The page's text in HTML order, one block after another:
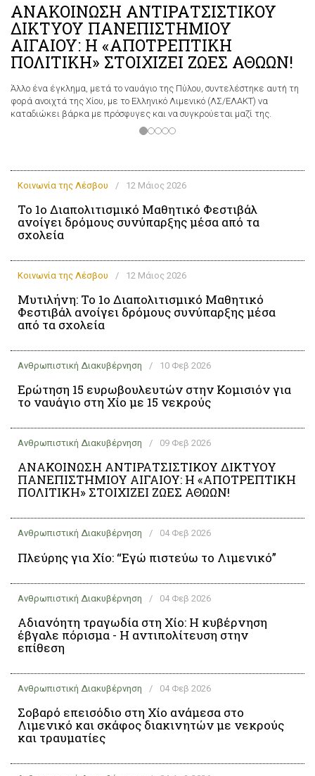
ΑΝΑΚΟΙΝΩΣΗ ΑΝΤΙΡΑΤΣΙΣΤΙΚΟΥ
ΔΙΚΤΥΟΥ ΠΑΝΕΠΙΣΤΗΜΙΟΥ
ΑΙΓΑΙΟΥ: Η «ΑΠΟΤΡΕΠΤΙΚΗ
ΠΟΛΙΤΙΚΗ» ΣΤΟΙΧΙΖΕΙ ΖΩΕΣ ΑΘΩΩΝ!
Άλλο ένα έγκλημα, μετά το ναυάγιο της Πύλου, συντελέστηκε αυτή τη
φορά ανοιχτά της Χίου, με το Ελληνικό Λιμενικό (ΛΣ/ΕΛΑΚΤ) να
καταδιώκει βάρκα με πρόσφυγες και να συγκρούεται μαζί της.
Κοινωνία της Λέσβου / 12 Μάιος 2026
Το 1ο Διαπολιτισμικό Μαθητικό Φεστιβάλ
ανοίγει δρόμους συνύπαρξης μέσα από τα
σχολεία
Κοινωνία της Λέσβου / 12 Μάιος 2026
Μυτιλήνη: Το 1ο Διαπολιτισμικό Μαθητικό
Φεστιβάλ ανοίγει δρόμους συνύπαρξης μέσα
από τα σχολεία
Ανθρωπιστική Διακυβέρνηση / 10 Φεβ 2026
Ερώτηση 15 ευρωβουλευτών στην Κομισιόν για
το ναυάγιο στη Χίο με 15 νεκρούς
Ανθρωπιστική Διακυβέρνηση / 09 Φεβ 2026
ΑΝΑΚΟΙΝΩΣΗ ΑΝΤΙΡΑΤΣΙΣΤΙΚΟΥ ΔΙΚΤΥΟΥ
ΠΑΝΕΠΙΣΤΗΜΙΟΥ ΑΙΓΑΙΟΥ: Η «ΑΠΟΤΡΕΠΤΙΚΗ
ΠΟΛΙΤΙΚΗ» ΣΤΟΙΧΙΖΕΙ ΖΩΕΣ ΑΘΩΩΝ!
Ανθρωπιστική Διακυβέρνηση / 04 Φεβ 2026
Πλεύρης για Χίο: “Εγώ πιστεύω το Λιμενικό”
Ανθρωπιστική Διακυβέρνηση / 04 Φεβ 2026
Αδιανόητη τραγωδία στη Χίο: Η κυβέρνηση
έβγαλε πόρισμα - Η αντιπολίτευση στην
επίθεση
Ανθρωπιστική Διακυβέρνηση / 04 Φεβ 2026
Σοβαρό επεισόδιο στη Χίο ανάμεσα στο
Λιμενικό και σκάφος διακινητών με νεκρούς
και τραυματίες